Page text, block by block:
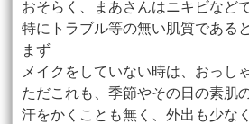
おそらく、まあさんはニキビなど
特にトラブル等の無い肌質である
まず
メイクをしていない時は、おっし
ただこれも、季節やその日の素肌
汗をかくことも無く、外出も少な